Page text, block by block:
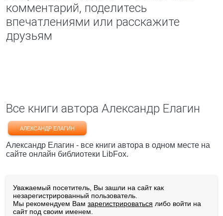
комментарий, поделитесь
впечатлениями или расскажите
друзьям
Все книги автора Александр Елагин
АЛЕКСАНДР ЕЛАГИН
Александр Елагин - все книги автора в одном месте на
сайте онлайн библиотеки LibFox.
Уважаемый посетитель, Вы зашли на сайт как
незарегистрированный пользователь.
Мы рекомендуем Вам зарегистрироваться либо войти на
сайт под своим именем.